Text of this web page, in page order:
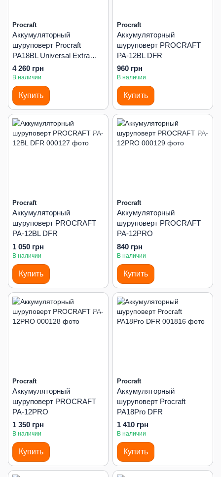
Procraft
Аккумуляторный
шуруповерт Procraft
PA18BL Universal Extra
(без АКБ и ЗУ)
4 260 грн
В наличии
Купить
Procraft
Аккумуляторный
шуруповерт PROCRAFT
PA-12BL DFR
960 грн
В наличии
Купить
Procraft
Аккумуляторный
шуруповерт PROCRAFT
PA-12BL DFR
1 050 грн
В наличии
Купить
Procraft
Аккумуляторный
шуруповерт PROCRAFT
PA-12PRO
840 грн
В наличии
Купить
Procraft
Аккумуляторный
шуруповерт PROCRAFT
PA-12PRO
1 350 грн
В наличии
Купить
Procraft
Аккумуляторный
шуруповерт Procraft
PA18Pro DFR
1 410 грн
В наличии
Купить